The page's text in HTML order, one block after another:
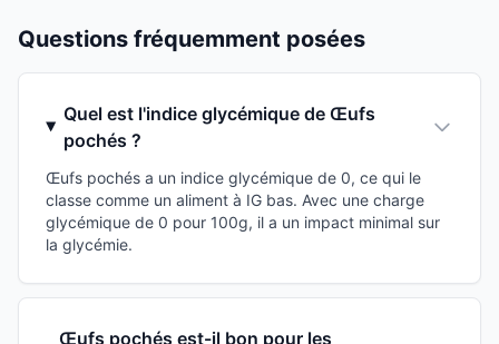
Questions fréquemment posées
Quel est l'indice glycémique de Œufs
pochés ?
Œufs pochés a un indice glycémique de 0, ce qui le
classe comme un aliment à IG bas. Avec une charge
glycémique de 0 pour 100g, il a un impact minimal sur
la glycémie.
Œufs pochés est-il bon pour les